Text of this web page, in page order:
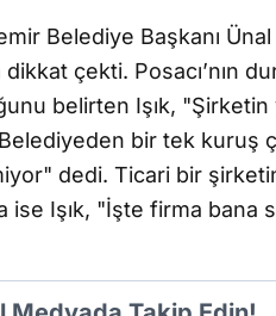
Belediye Başkanı Ünal
çekti. Posacı’nın
belirten Işık, "Şirketin
bir tek kuruş
dedi. Ticari bir
Işık, "İşte firma bana